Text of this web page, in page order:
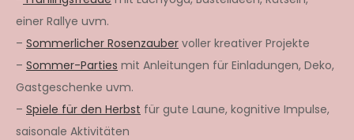
einer Rallye uvm.
– Sommerlicher Rosenzauber voller kreativer Projekte
– Sommer-Parties mit Anleitungen für Einladungen, Deko,
Gastgeschenke uvm.
– Spiele für den Herbst für gute Laune, kognitive Impulse,
saisonale Aktivitäten